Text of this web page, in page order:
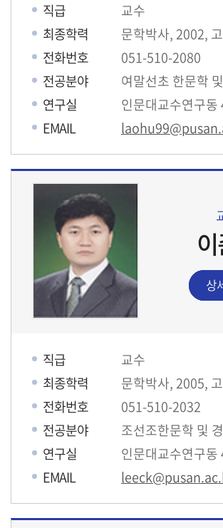
직급
교수
최종학력
문학박사, 2002,
전화번호
051-510-2080
전공분야
여말선초 한문학
연구실
인문대교수연구동
EMAIL
상
직급
교수
최종학력
문학박사, 2005,
전화번호
051-510-2032
전공분야
조선조한문학 및
연구실
인문대교수연구동
EMAIL